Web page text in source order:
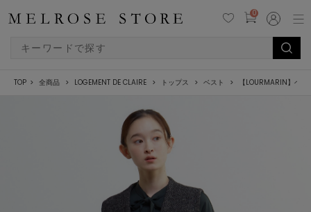
0
TOP 全商品 LOGEMENT DE CLAIRE トップス ベスト 【LOURMARIN】ベ